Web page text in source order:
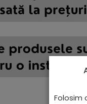
Folosim